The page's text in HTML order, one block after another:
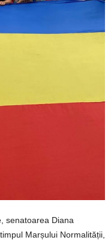
senatoarea Diana
Marșului Normalității,